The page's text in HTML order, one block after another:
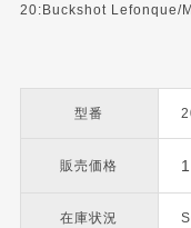
20:Buckshot Lefonque/
型番
販売価格
在庫状況